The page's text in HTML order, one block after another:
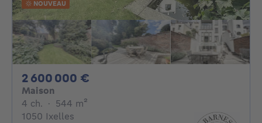
NOUVEAU
2 600 000 €
Maison
4 ch. 4 chambres
· 544 m²
1050 Ixelles